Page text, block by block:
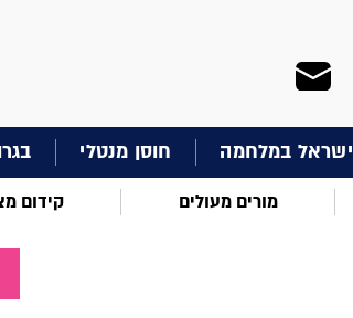
ישראל במלחמה חוסן מנטלי
מורים מעולים קידום